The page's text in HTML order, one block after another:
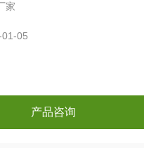
家
05
产品咨询